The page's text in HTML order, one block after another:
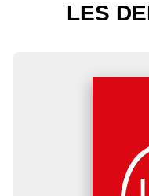
LES